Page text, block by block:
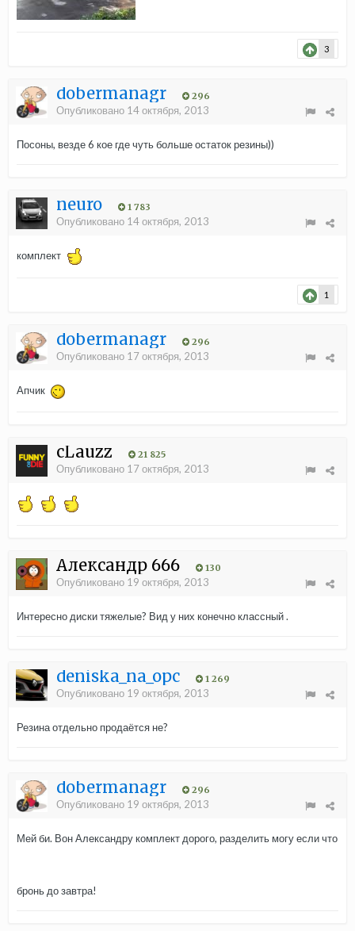
3
dobermanagr 296
Опубликовано 14 октября, 2013
Посоны, везде 6 кое где чуть больше остаток резины))
neuro 1 783
Опубликовано 14 октября, 2013
комплект
1
dobermanagr 296
Опубликовано 17 октября, 2013
Апчик
cLauzz 21 825
Опубликовано 17 октября, 2013
Александр 666 130
Опубликовано 19 октября, 2013
Интересно диски тяжелые? Вид у них конечно классный .
deniska_na_opc 1 269
Опубликовано 19 октября, 2013
Резина отдельно продаётся не?
dobermanagr 296
Опубликовано 19 октября, 2013
Мей би. Вон Александру комплект дорого, разделить могу если что
бронь до завтра!